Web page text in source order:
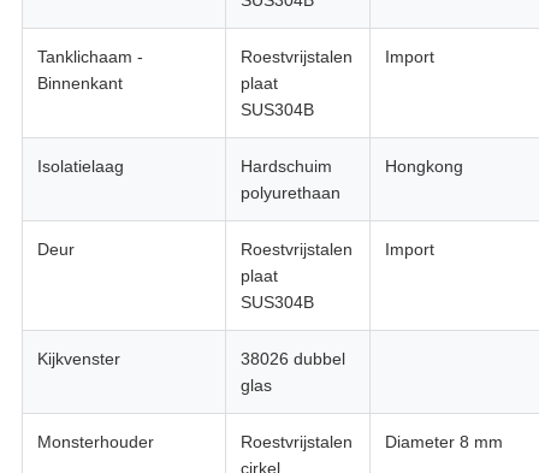
Tanklichaam -
Binnenkant
Roestvrijstalen
plaat
SUS304B
Import
Isolatielaag
Hardschuim
polyurethaan
Hongkong
Deur
Roestvrijstalen
plaat
SUS304B
Import
Kijkvenster
38026 dubbel
glas
Monsterhouder
Roestvrijstalen
cirkel
Diameter 8 mm